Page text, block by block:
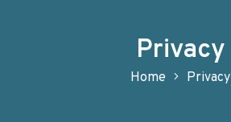
Privacy
Home Privacy